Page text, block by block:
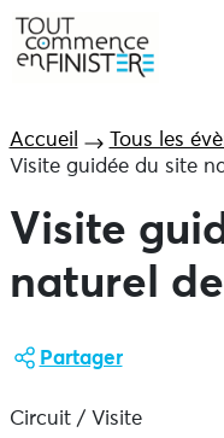
Accueil
Tous les
Visite guidée du site
Visite
naturel
Partager
Circuit / Visite